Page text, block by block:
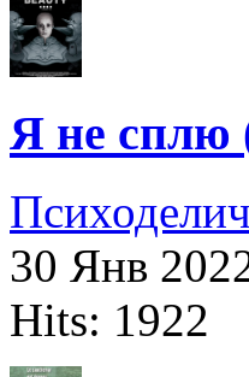
Я не сплю
30 Янв
Hits: 1922